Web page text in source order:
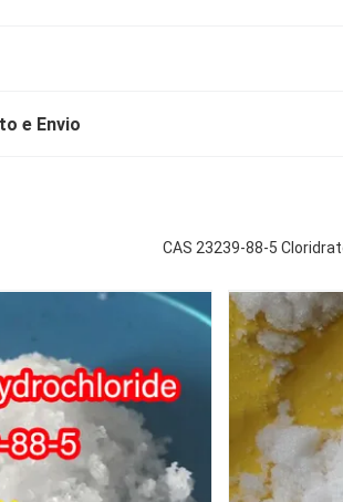
e Envio
CAS 23239-88-5